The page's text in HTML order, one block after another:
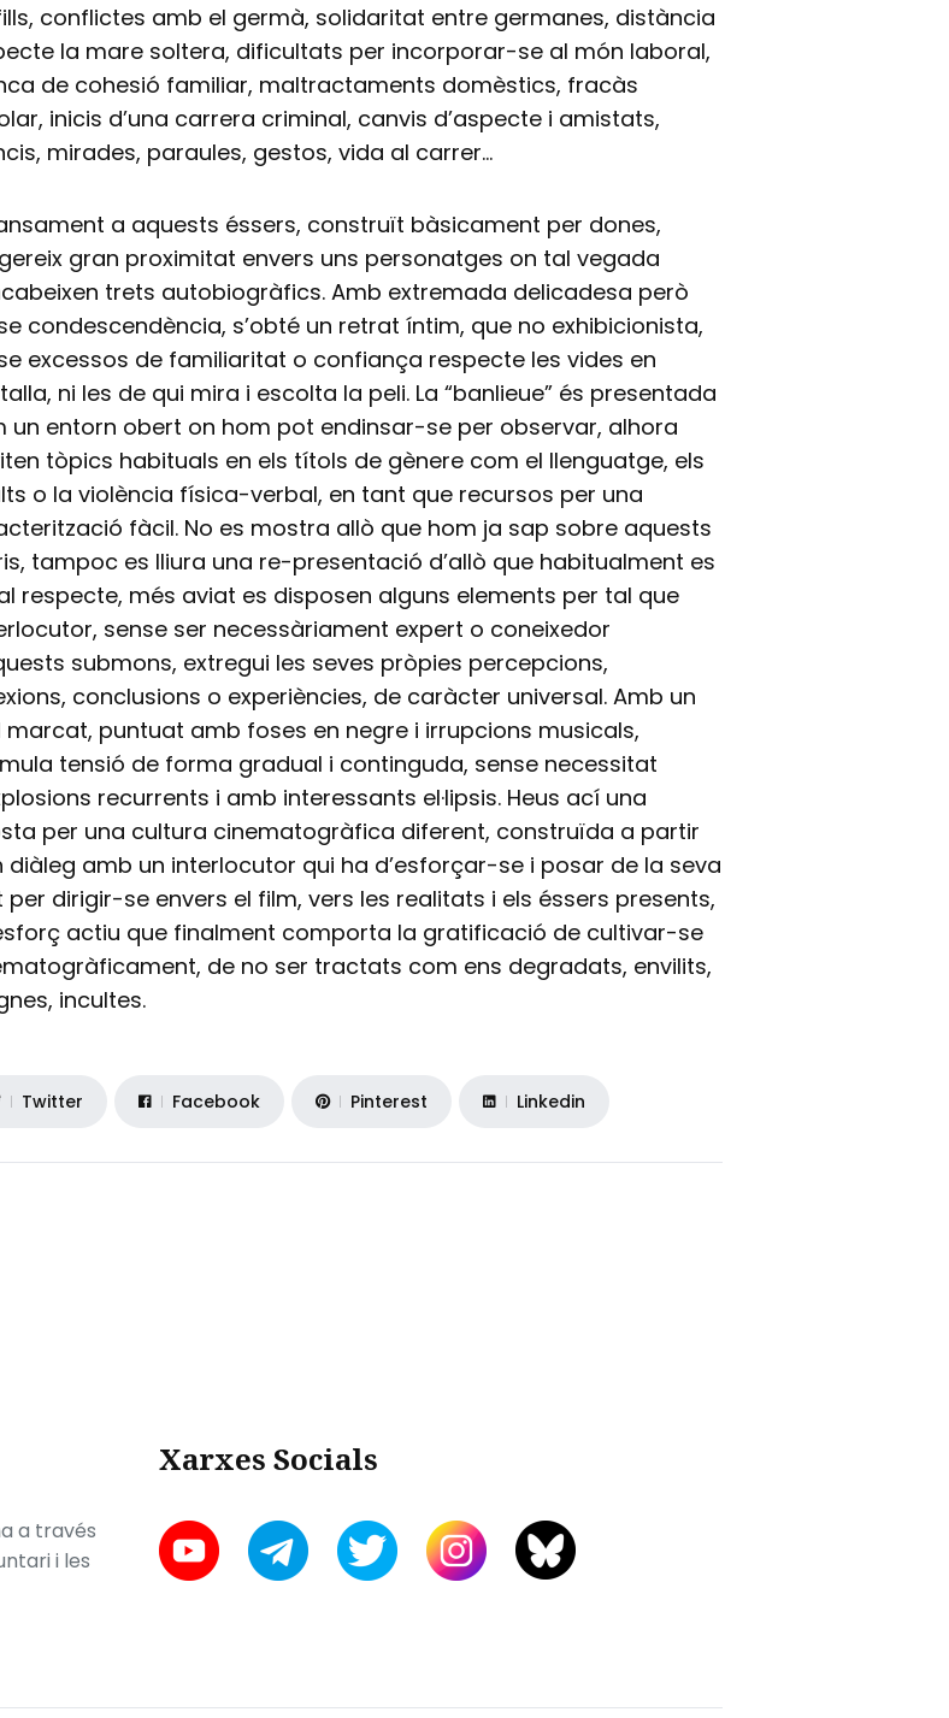
conflictes amb el germà, solidaritat entre germanes, distància
la mare soltera, dificultats per incorporar-se al món laboral,
de cohesió familiar, maltractaments domèstics, fracàs
inicis d’una carrera criminal, canvis d’aspecte i amistats,
mirades, paraules, gestos, vida al carrer…
a aquests éssers, construït bàsicament per dones,
gran proximitat envers uns personatges on tal vegada
trets autobiogràfics. Amb extremada delicadesa però
condescendència, s’obté un retrat íntim, que no exhibicionista,
excessos de familiaritat o confiança respecte les vides en
ni les de qui mira i escolta la peli. La “banlieue” és presentada
un entorn obert on hom pot endinsar-se per observar, alhora
tòpics habituals en els títols de gènere com el llenguatge, els
o la violència física-verbal, en tant que recursos per una
fàcil. No es mostra allò que hom ja sap sobre aquests
tampoc es lliura una re-presentació d’allò que habitualment es
respecte, més aviat es disposen alguns elements per tal que
sense ser necessàriament expert o coneixedor
submons, extregui les seves pròpies percepcions,
conclusions o experiències, de caràcter universal. Amb un
marcat, puntuat amb foses en negre i irrupcions musicals,
tensió de forma gradual i continguda, sense necessitat
recurrents i amb interessants el·lipsis. Heus ací una
per una cultura cinematogràfica diferent, construïda a partir
diàleg amb un interlocutor qui ha d’esforçar-se i posar de la seva
per dirigir-se envers el film, vers les realitats i els éssers presents,
actiu que finalment comporta la gratificació de cultivar-se
de no ser tractats com ens degradats, envilits,
incultes.
Twitter Facebook Pinterest Linkedin
a través
i les
Xarxes Socials